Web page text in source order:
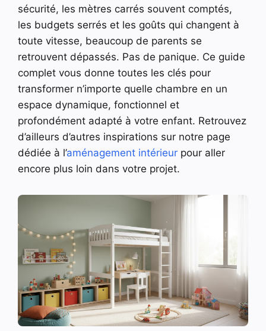
sécurité, les mètres carrés souvent comptés,
les budgets serrés et les goûts qui changent à
toute vitesse, beaucoup de parents se
retrouvent dépassés. Pas de panique. Ce guide
complet vous donne toutes les clés pour
transformer n’importe quelle chambre en un
espace dynamique, fonctionnel et
profondément adapté à votre enfant. Retrouvez
d’ailleurs d’autres inspirations sur notre page
dédiée à l’aménagement intérieur pour aller
encore plus loin dans votre projet.